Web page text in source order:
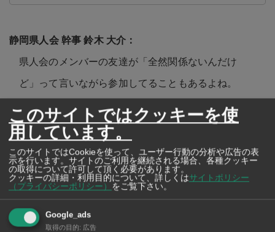
県人会のメンバーの友達が「全然関係ないんだけ
ど」って言いながら参加してることもあるよね。
静岡に何か縁があるんですか？って聞いたら「新幹線
で通過したことがあります」ってね（笑）。紹介なら
静岡に関係がなくても大丈夫ですよ。
このサイトではクッキーを使
用しています。
このサイトではCookieを使って、ユーザー行動の分析や広告の表
示を行います。サイトのご利用を継続される場合、各種クッキー
の取得について許可して頂く必要があります。
クッキーの詳細・利用目的について、詳しくはサイトポリシー
（プライバシーポリシー）
をご覧下さい。
Google_ads
取得の目的: 広告